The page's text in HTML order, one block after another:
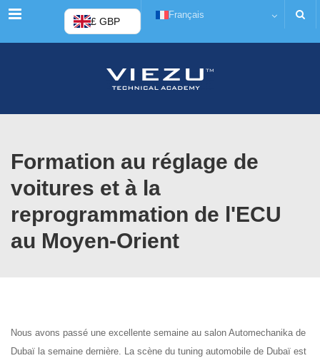
Menu £ GBP
Français
Formation au réglage de
voitures et à la
reprogrammation de l'ECU
au Moyen-Orient
Nous avons passé une excellente semaine au salon Automechanika de
Dubaï la semaine dernière. La scène du tuning automobile de Dubaï est